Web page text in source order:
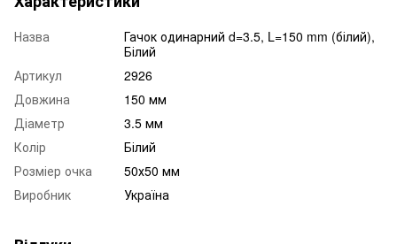
Назва
Гачок одинарний d=3.5, L=150 mm (білий),
Білий
Артикул
2926
Довжина
150 мм
Діаметр
3.5 мм
Колір
Білий
Розміер очка
50х50 мм
Виробник
Україна